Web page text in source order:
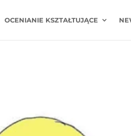
OCENIANIE KSZTAŁTUJĄCE